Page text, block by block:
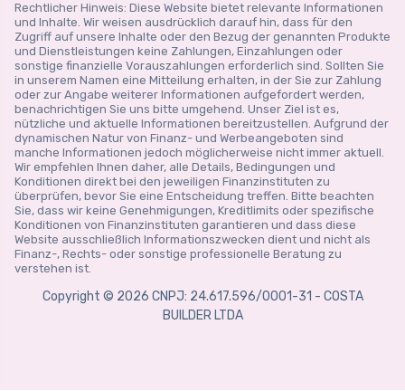
Rechtlicher Hinweis: Diese Website bietet relevante Informationen
und Inhalte. Wir weisen ausdrücklich darauf hin, dass für den
Zugriff auf unsere Inhalte oder den Bezug der genannten Produkte
und Dienstleistungen keine Zahlungen, Einzahlungen oder
sonstige finanzielle Vorauszahlungen erforderlich sind. Sollten Sie
in unserem Namen eine Mitteilung erhalten, in der Sie zur Zahlung
oder zur Angabe weiterer Informationen aufgefordert werden,
benachrichtigen Sie uns bitte umgehend. Unser Ziel ist es,
nützliche und aktuelle Informationen bereitzustellen. Aufgrund der
dynamischen Natur von Finanz- und Werbeangeboten sind
manche Informationen jedoch möglicherweise nicht immer aktuell.
Wir empfehlen Ihnen daher, alle Details, Bedingungen und
Konditionen direkt bei den jeweiligen Finanzinstituten zu
überprüfen, bevor Sie eine Entscheidung treffen. Bitte beachten
Sie, dass wir keine Genehmigungen, Kreditlimits oder spezifische
Konditionen von Finanzinstituten garantieren und dass diese
Website ausschließlich Informationszwecken dient und nicht als
Finanz-, Rechts- oder sonstige professionelle Beratung zu
verstehen ist.
Copyright © 2026 CNPJ: 24.617.596/0001-31 - COSTA
BUILDER LTDA